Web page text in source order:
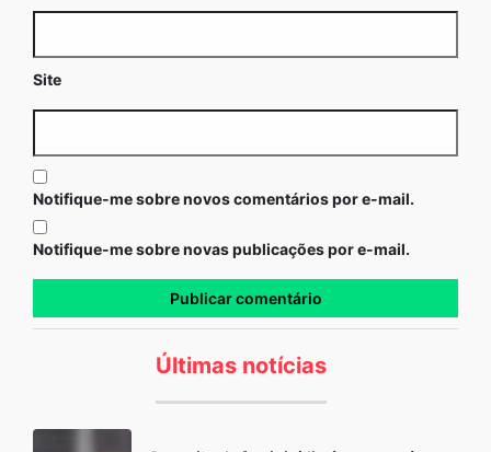
Site
Notifique-me sobre novos comentários por e-mail.
Notifique-me sobre novas publicações por e-mail.
Últimas notícias